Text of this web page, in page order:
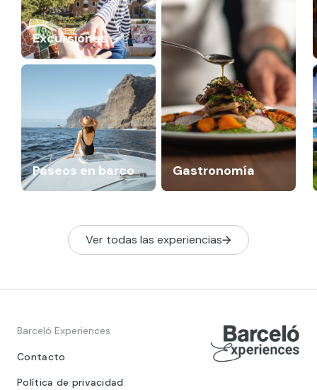
Excursiones
Gastronomía
Paseos en barco
Ver todas las experiencias
Barceló Experiences
Contacto
Política de privacidad